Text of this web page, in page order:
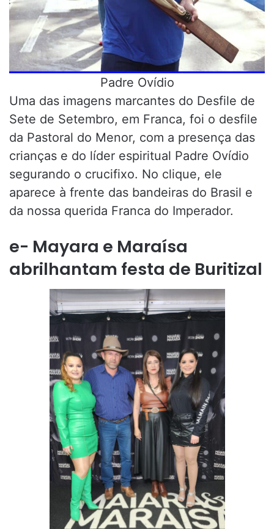
Padre Ovídio
Uma das imagens marcantes do Desfile de
Sete de Setembro, em Franca, foi o desfile
da Pastoral do Menor, com a presença das
crianças e do líder espiritual Padre Ovídio
segurando o crucifixo. No clique, ele
aparece à frente das bandeiras do Brasil e
da nossa querida Franca do Imperador.
e- Mayara e Maraísa
abrilhantam festa de Buritizal